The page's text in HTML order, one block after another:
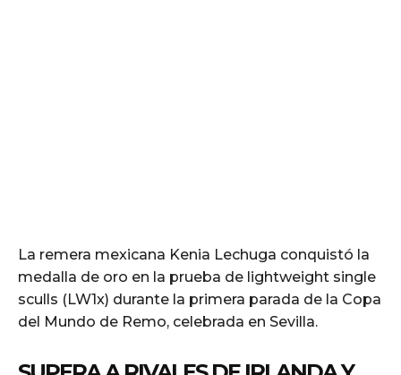
La remera mexicana Kenia Lechuga conquistó la
medalla de oro en la prueba de lightweight single
sculls (LW1x) durante la primera parada de la Copa
del Mundo de Remo, celebrada en Sevilla.